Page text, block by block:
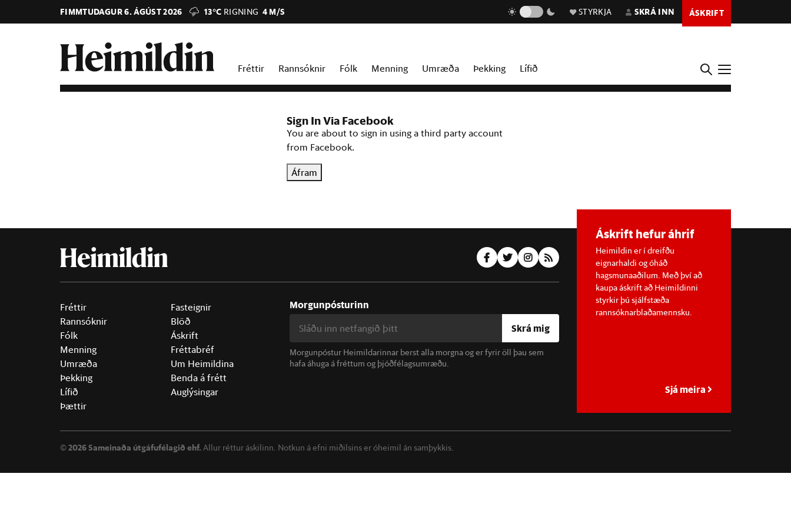
FIMMTUDAGUR 6. ÁGÚST 2026 13°C RIGNING 4 M/S STYRKJA SKRÁ INN ÁSKRIFT
Fréttir Rannsóknir Fólk Menning Umræða Þekking Lífið
Sign In Via Facebook
You are about to sign in using a third party account
from Facebook.
Áfram
Fréttir
Rannsóknir
Fólk
Menning
Umræða
Þekking
Lífið
Þættir
Fasteignir
Blöð
Áskrift
Fréttabréf
Um Heimildina
Benda á frétt
Auglýsingar
Morgunpósturinn
Skrá mig
Morgunpóstur Heimildarinnar berst alla morgna og er fyrir öll þau sem
hafa áhuga á fréttum og þjóðfélagsumræðu.
Áskrift hefur áhrif
Heimildin er í dreifðu
eignarhaldi og óháð
hagsmunaaðilum. Með því að
kaupa áskrift að Heimildinni
styrkir þú sjálfstæða
rannsóknarblaðamennsku.
Sjá meira
©2026 Sameinaða útgáfufélagið ehf. Allur réttur áskilinn. Notkun á efni miðilsins er óheimil án samþykkis.